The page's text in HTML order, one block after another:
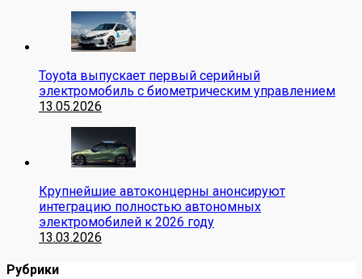
Toyota выпускает первый серийный
электромобиль с биометрическим управлением
13.05.2026
Крупнейшие автоконцерны анонсируют
интеграцию полностью автономных
электромобилей к 2026 году
13.03.2026
Рубрики